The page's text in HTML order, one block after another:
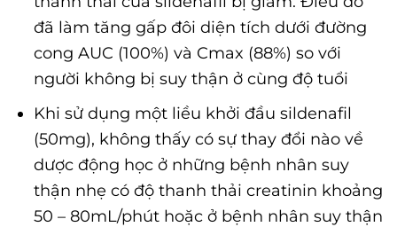
đã làm tăng gấp đôi diện tích dưới đường
cong AUC (100%) và Cmax (88%) so với
người không bị suy thận ở cùng độ tuổi
Khi sử dụng một liều khởi đầu sildenafil
(50mg), không thấy có sự thay đổi nào về
dược động học ở những bệnh nhân suy
thận nhẹ có độ thanh thải creatinin khoảng
50 – 80mL/phút hoặc ở bệnh nhân suy thận